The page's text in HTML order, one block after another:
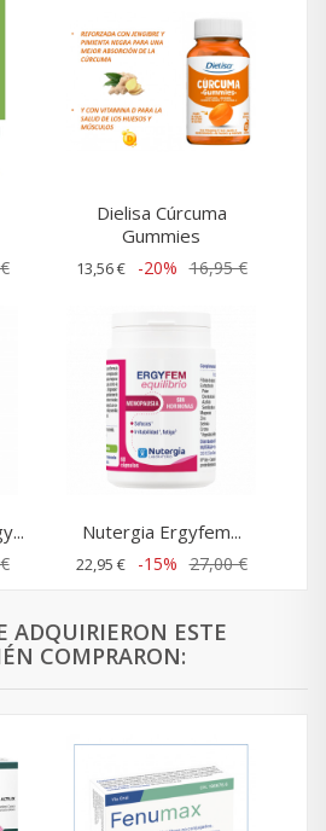
Dielisa Cúrcuma
Gummies
13,56 € -20% 16,95 €
Nutergia Ergyfem...
22,95 € -15% 27,00 €
ADQUIRIERON ESTE
COMPRARON: